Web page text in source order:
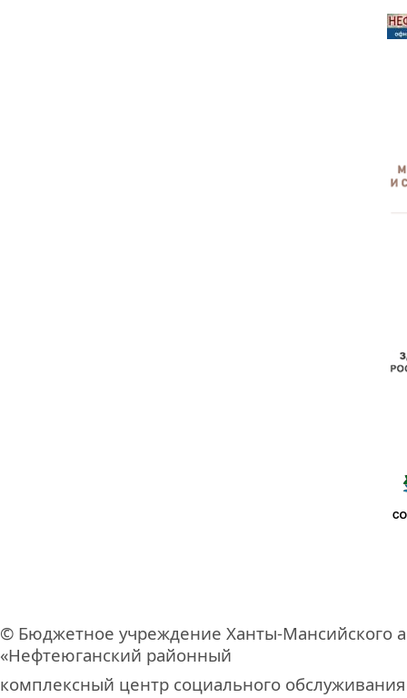
© Бюджетное учреждение Ханты-Мансийского
«Нефтеюганский районный
комплексный центр социального